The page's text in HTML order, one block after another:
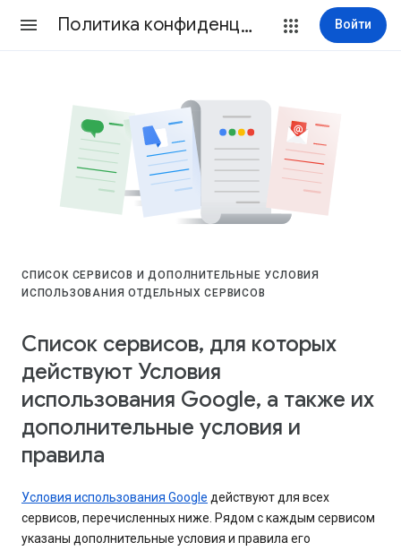
Политика конфиденциальности и Условия использования Войти
СПИСОК СЕРВИСОВ И ДОПОЛНИТЕЛЬНЫЕ УСЛОВИЯ
ИСПОЛЬЗОВАНИЯ ОТДЕЛЬНЫХ СЕРВИСОВ
Список сервисов, для которых
действуют Условия
использования Google, а также их
дополнительные условия и
правила
Условия использования Google действуют для всех
сервисов, перечисленных ниже. Рядом с каждым сервисом
указаны дополнительные условия и правила его